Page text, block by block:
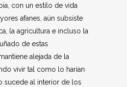
con un estilo de vida
afanes, aún subsiste
la agricultura e incluso la
de estas
alejada de la
vivir tal como lo harían
sucede al interior de los